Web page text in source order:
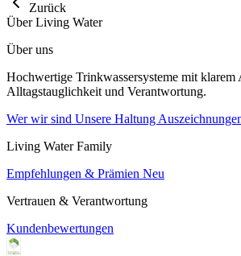
Zurück
Über Living Water
Über uns
Hochwertige Trinkwassersysteme mit klarem
Alltagstauglichkeit und Verantwortung.
Wer wir sind Unsere Haltung
Living Water Family
Empfehlungen & Prämien Neu
Vertrauen & Verantwortung
Kundenbewertungen